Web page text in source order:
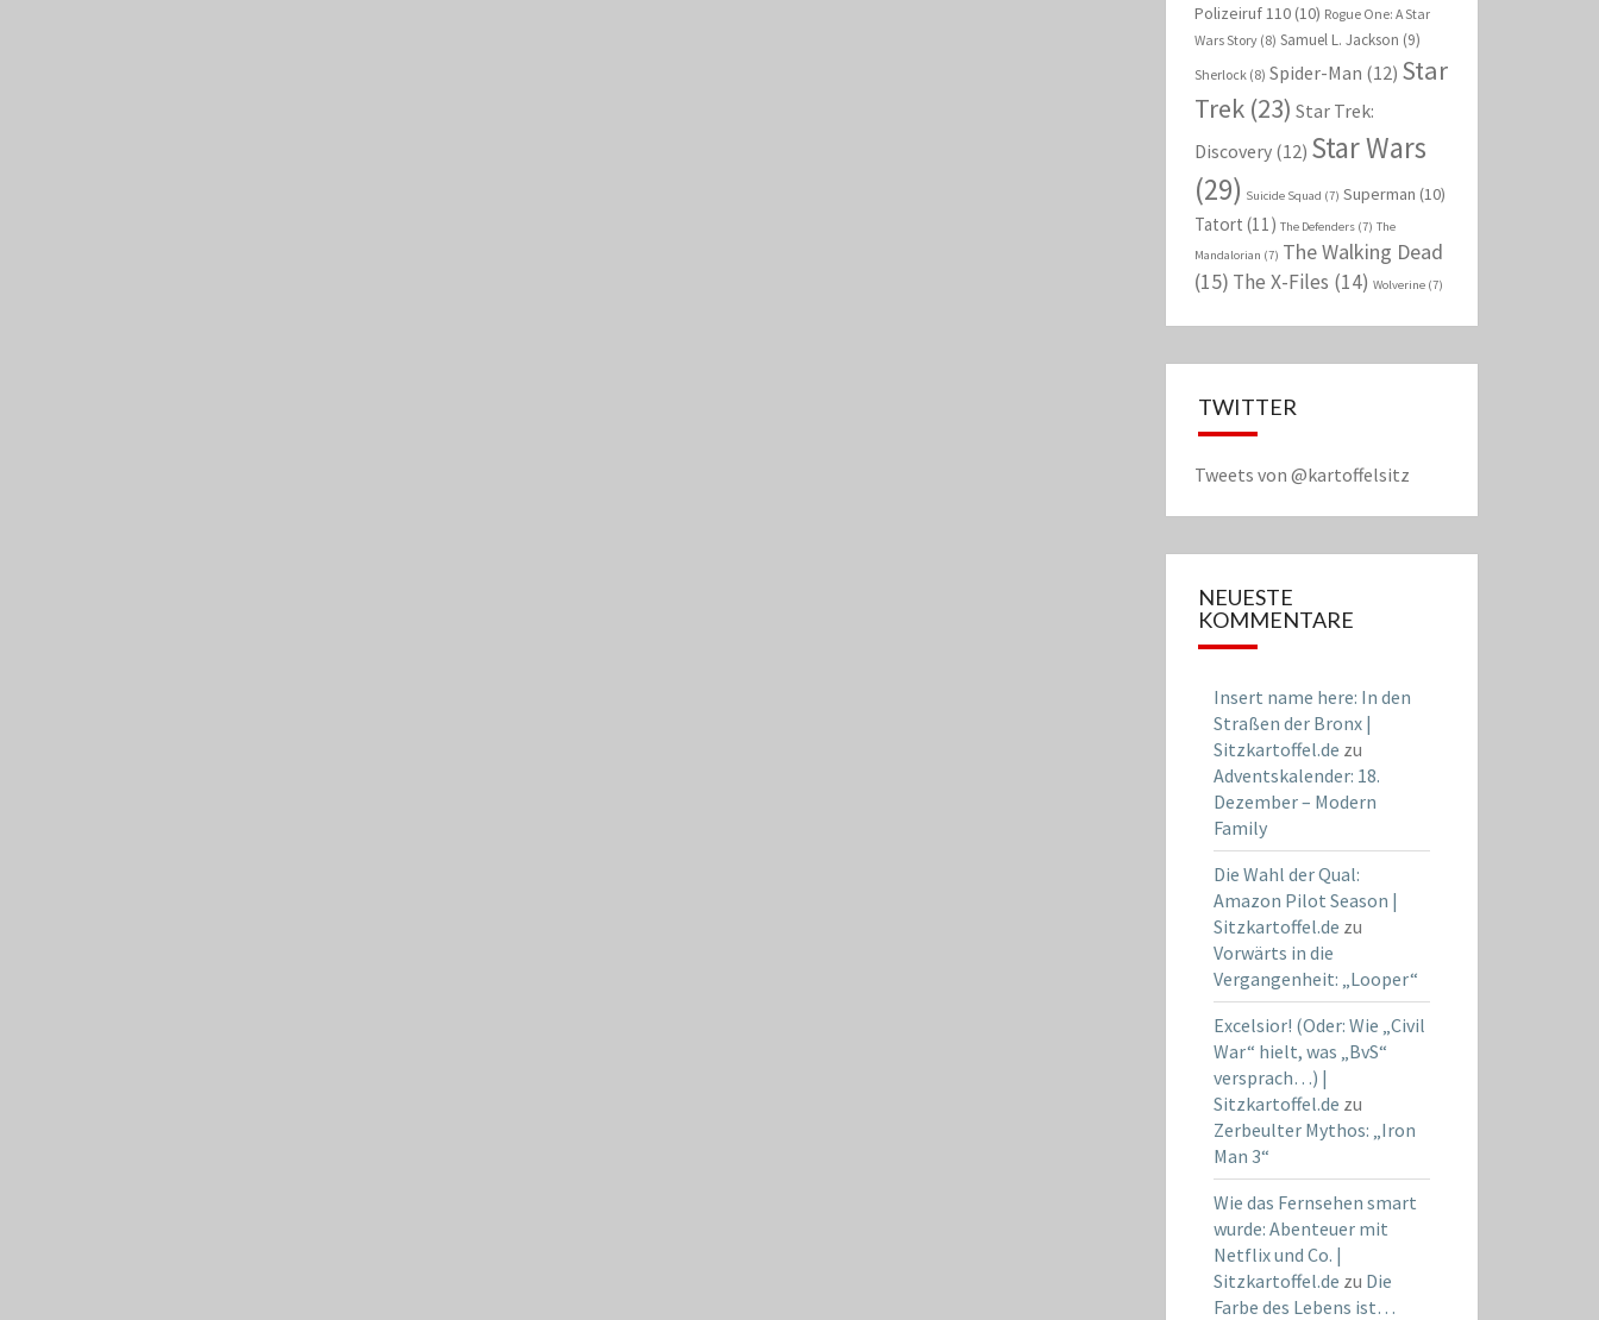
Polizeiruf 110(10) Rogue One: A Star
Wars Story(8) Samuel L. Jackson (9)
Sherlock(8) Spider-Man (12) Star
Trek(23) Star Trek:
Discovery(12) Star Wars
(29) Suicide Squad (7) Superman (10)
Tatort (11) The Defenders(7) The
Mandalorian (7) The Walking Dead
(15) The X-Files (14) Wolverine(7)
TWITTER
Tweets von @kartoffelsitz
NEUESTE
KOMMENTARE
Insert name here: In den
Straßen der Bronx |
Sitzkartoffel.de zu
Adventskalender: 18.
Dezember – Modern
Family
Die Wahl der Qual:
Amazon Pilot Season |
Sitzkartoffel.de zu
Vorwärts in die
Vergangenheit: „Looper“
Excelsior! (Oder: Wie „Civil
War“ hielt, was „BvS“
versprach…) |
Sitzkartoffel.de zu
Zerbeulter Mythos: „Iron
Man 3“
Wie das Fernsehen smart
wurde: Abenteuer mit
Netflix und Co. |
Sitzkartoffel.de zu Die
Farbe des Lebens ist…